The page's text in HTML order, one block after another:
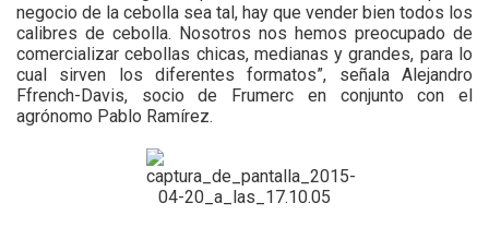
negocio de la cebolla sea tal, hay que vender bien todos los
calibres de cebolla. Nosotros nos hemos preocupado de
comercializar cebollas chicas, medianas y grandes, para lo
cual sirven los diferentes formatos”, señala Alejandro
Ffrench-Davis, socio de Frumerc en conjunto con el
agrónomo Pablo Ramírez.